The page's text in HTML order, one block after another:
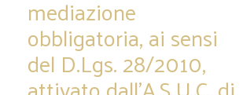
mediazione
obbligatoria, ai sensi
del D.Lgs. 28/2010,